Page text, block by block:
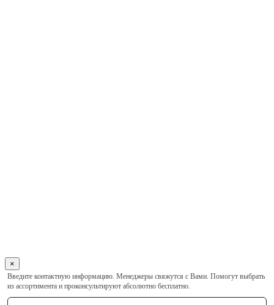
×
Оставьте
это
поле
Введите контактную информацию. Менеджеры свяжутся с Вами. Помогут выбрать
из ассортимента и проконсультируют абсолютно бесплатно.